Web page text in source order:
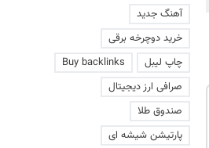
آهنگ جدید
خرید دوچرخه برقی
چاپ لیبل
Buy backlinks
صرافی ارز دیجیتال
صندوق طلا
پارتیشن شیشه ای